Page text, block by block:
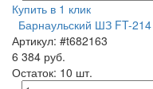
Купить в 1 клик
Барнаульский ШЗ FT-
Артикул: #t682163
6 384 руб.
Остаток: 10 шт.